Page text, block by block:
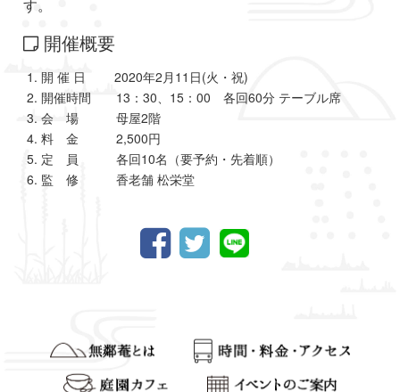
す。
開催概要
開 催 日 2020年2⽉11⽇(火・祝)
開催時間 13：30、15：00 各回60分 テーブル席
会 場 母屋2階
料 金 2,500円
定 員 各回10名（要予約・先着順）
監 修 香老舗 松栄堂